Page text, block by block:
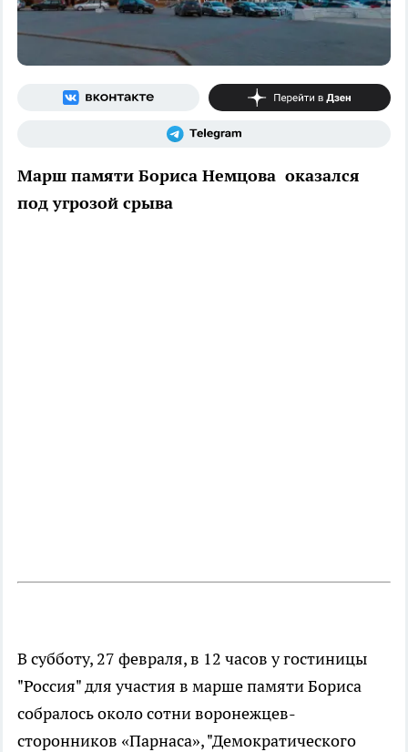
Марш памяти Бориса Немцова оказался
под угрозой срыва
В субботу, 27 февраля, в 12 часов у гостиницы
"Россия" для участия в марше памяти Бориса
собралось около сотни воронежцев-
сторонников «Парнаса», "Демократического